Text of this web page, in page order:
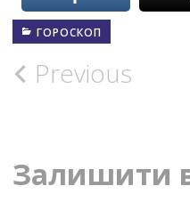
ГОРОСКОП
Post
Previous
Залишити